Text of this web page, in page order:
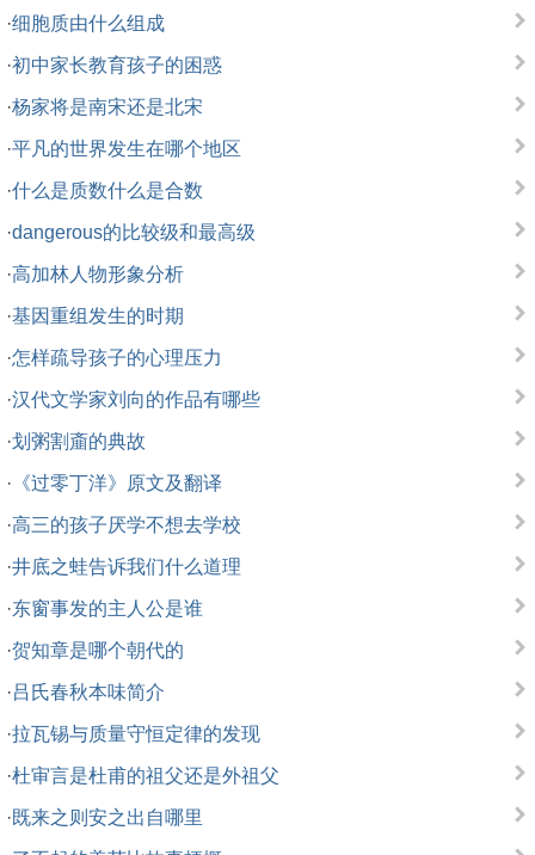
·细胞质由什么组成
·初中家长教育孩子的困惑
·杨家将是南宋还是北宋
·平凡的世界发生在哪个地区
·什么是质数什么是合数
·dangerous的比较级和最高级
·高加林人物形象分析
·基因重组发生的时期
·怎样疏导孩子的心理压力
·汉代文学家刘向的作品有哪些
·划粥割齑的典故
· 《过零丁洋》原文及翻译
·高三的孩子厌学不想去学校
·井底之蛙告诉我们什么道理
·东窗事发的主人公是谁
·贺知章是哪个朝代的
·吕氏春秋本味简介
·拉瓦锡与质量守恒定律的发现
·杜审言是杜甫的祖父还是外祖父
·既来之则安之出自哪里